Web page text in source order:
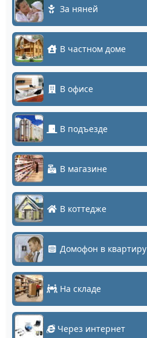
За няней
В частном доме
В офисе
В подъезде
В магазине
В коттедже
Домофон в квартиру
На складе
Через интернет